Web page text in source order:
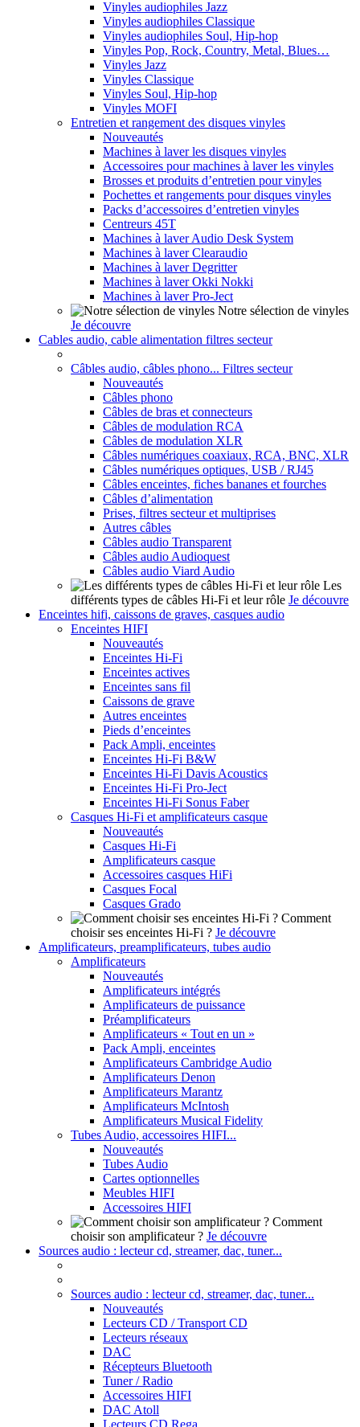
Vinyles audiophiles Jazz
Vinyles audiophiles Classique
Vinyles audiophiles Soul, Hip-hop
Vinyles Pop, Rock, Country, Metal, Blues…
Vinyles Jazz
Vinyles Classique
Vinyles Soul, Hip-hop
Vinyles MOFI
Entretien et rangement des disques vinyles
Nouveautés
Machines à laver les disques vinyles
Accessoires pour machines à laver les vinyles
Brosses et produits d’entretien pour vinyles
Pochettes et rangements pour disques vinyles
Packs d’accessoires d’entretien vinyles
Centreurs 45T
Machines à laver Audio Desk System
Machines à laver Clearaudio
Machines à laver Degritter
Machines à laver Okki Nokki
Machines à laver Pro-Ject
Notre sélection de vinyles
Je découvre
Cables audio, cable alimentation filtres secteur
Câbles audio, câbles phono... Filtres secteur
Nouveautés
Câbles phono
Câbles de bras et connecteurs
Câbles de modulation RCA
Câbles de modulation XLR
Câbles numériques coaxiaux, RCA, BNC, XLR
Câbles numériques optiques, USB / RJ45
Câbles enceintes, fiches bananes et fourches
Câbles d’alimentation
Prises, filtres secteur et multiprises
Autres câbles
Câbles audio Transparent
Câbles audio Audioquest
Câbles audio Viard Audio
Les
différents types de câbles Hi-Fi et leur rôle Je découvre
Enceintes hifi, caissons de graves, casques audio
Enceintes HIFI
Nouveautés
Enceintes Hi-Fi
Enceintes actives
Enceintes sans fil
Caissons de grave
Autres enceintes
Pieds d’enceintes
Pack Ampli, enceintes
Enceintes Hi-Fi B&W
Enceintes Hi-Fi Davis Acoustics
Enceintes Hi-Fi Pro-Ject
Enceintes Hi-Fi Sonus Faber
Casques Hi-Fi et amplificateurs casque
Nouveautés
Casques Hi-Fi
Amplificateurs casque
Accessoires casques HiFi
Casques Focal
Casques Grado
Comment
choisir ses enceintes Hi-Fi ? Je découvre
Amplificateurs, preamplificateurs, tubes audio
Amplificateurs
Nouveautés
Amplificateurs intégrés
Amplificateurs de puissance
Préamplificateurs
Amplificateurs « Tout en un »
Pack Ampli, enceintes
Amplificateurs Cambridge Audio
Amplificateurs Denon
Amplificateurs Marantz
Amplificateurs McIntosh
Amplificateurs Musical Fidelity
Tubes Audio, accessoires HIFI...
Nouveautés
Tubes Audio
Cartes optionnelles
Meubles HIFI
Accessoires HIFI
Comment
choisir son amplificateur ? Je découvre
Sources audio : lecteur cd, streamer, dac, tuner...
Sources audio : lecteur cd, streamer, dac, tuner...
Nouveautés
Lecteurs CD / Transport CD
Lecteurs réseaux
DAC
Récepteurs Bluetooth
Tuner / Radio
Accessoires HIFI
DAC Atoll
Lecteurs CD Rega